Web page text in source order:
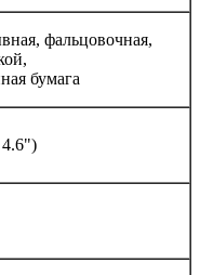
фальцовочная,
бумага